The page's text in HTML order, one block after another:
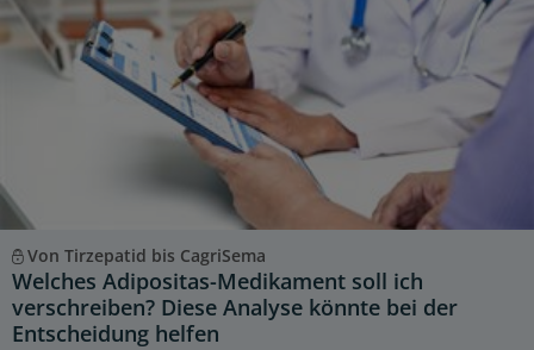
Von Tirzepatid bis CagriSema
Welches Adipositas-Medikament soll ich
verschreiben? Diese Analyse könnte bei der
Entscheidung helfen